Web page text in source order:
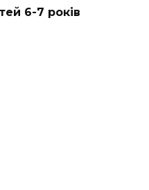
6-7 років